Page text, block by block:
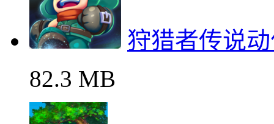
狩猎者传说
82.3 MB